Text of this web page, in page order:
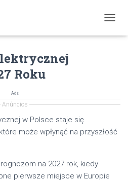
O
A
Roku
Ads
Anúncios
w Polsce staje się
może wpłynąć na przyszłość
na 2027 rok, kiedy
pierwsze miejsce w Europie